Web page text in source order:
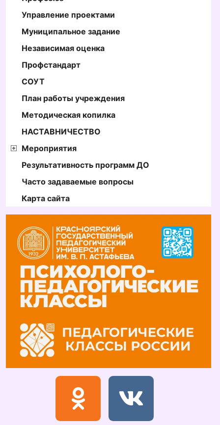
Управление проектами
Муниципальное задание
Независимая оценка
Профстандарт
СОУТ
План работы учреждения
Методическая копилка
НАСТАВНИЧЕСТВО
Мероприятия
Результативность программ ДО
Часто задаваемые вопросы
Карта сайта